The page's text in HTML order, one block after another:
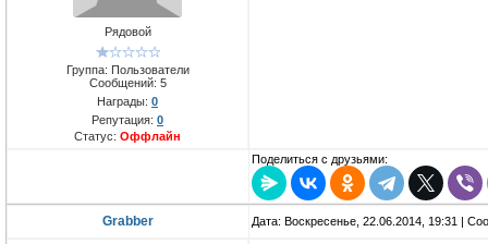
Рядовой
Группа: Пользователи
Сообщений: 5
Награды: 0
Репутация: 0
Статус: Оффлайн
Поделиться с друзьями:
Grabber Дата: Воскресенье, 22.06.2014, 19:31 |